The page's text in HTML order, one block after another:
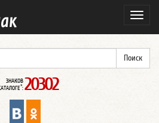
ЗНАКОВ
*: 20302